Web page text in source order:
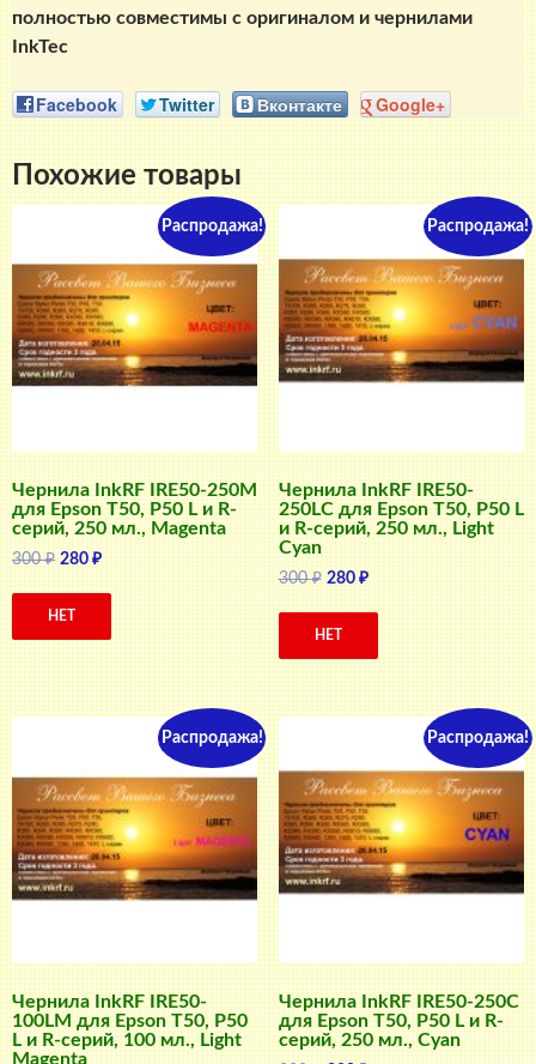
полностью совместимы с оригиналом и чернилами
InkTec
Facebook Twitter Вконтакте Google+
Похожие товары
Распродажа!
Чернила InkRF IRE50-250M
для Epson T50, P50 L и R-
серий, 250 мл., Magenta
300₽ Первоначальная
цена
составляла
280₽Текущая
цена:
280 ₽.
НЕТ
Распродажа!
Чернила InkRF IRE50-
250LC для Epson T50, P50 L
и R-серий, 250 мл., Light
Cyan
300₽ Первоначальная
цена
составляла
280₽Текущая
цена:
280 ₽.
НЕТ
Распродажа!
Чернила InkRF IRE50-
100LM для Epson T50, P50
L и R-серий, 100 мл., Light
Magenta
Распродажа!
Чернила InkRF IRE50-250C
для Epson T50, P50 L и R-
серий, 250 мл., Cyan